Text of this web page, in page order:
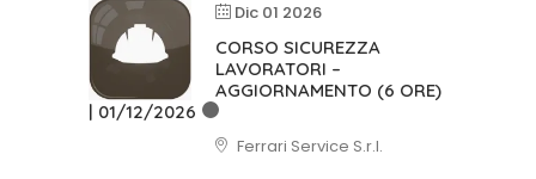
Dic 01 2026
CORSO SICUREZZA
LAVORATORI –
AGGIORNAMENTO (6 ORE)
| 01/12/2026
Ferrari Service S.r.l.